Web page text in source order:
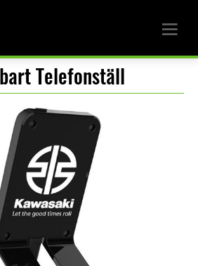
Telefonställ